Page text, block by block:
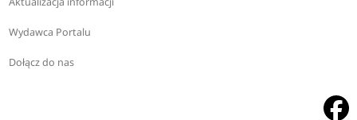
Wydawca Portalu
Dołącz do nas